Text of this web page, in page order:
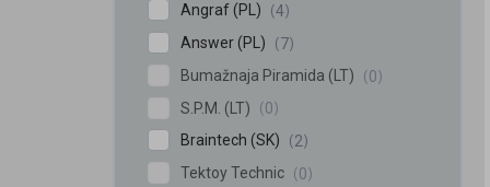
Angraf (PL)
4
Answer (PL)
7
Bumažnaja Piramida (LT)
0
S.P.M. (LT)
0
Braintech (SK)
2
Tektoy Technic
0